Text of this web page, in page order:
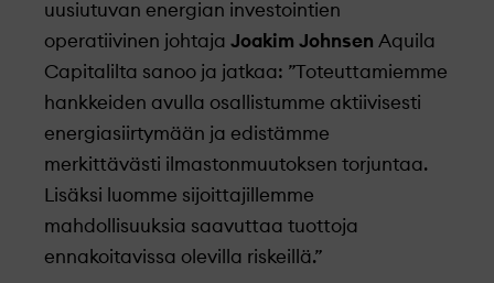
uusiutuvan energian investointien
operatiivinen johtaja Joakim Johnsen Aquila
Capitalilta sanoo ja jatkaa: ”Toteuttamiemme
hankkeiden avulla osallistumme aktiivisesti
energiasiirtymään ja edistämme
merkittävästi ilmastonmuutoksen torjuntaa.
Lisäksi luomme sijoittajillemme
mahdollisuuksia saavuttaa tuottoja
ennakoitavissa olevilla riskeillä.”